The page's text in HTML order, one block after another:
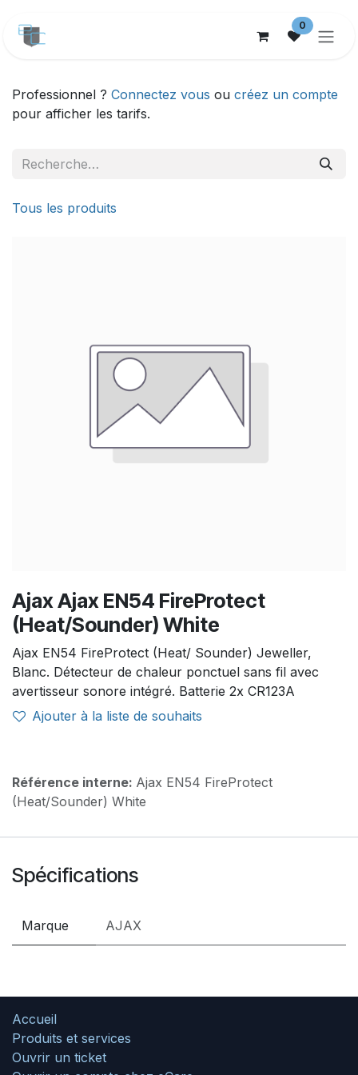
0
Professionnel ? Connectez vous ou créez un compte
pour afficher les tarifs.
Tous les produits
Ajax Ajax EN54 FireProtect
(Heat/Sounder) White
Ajax EN54 FireProtect (Heat/ Sounder) Jeweller,
Blanc. Détecteur de chaleur ponctuel sans fil avec
avertisseur sonore intégré. Batterie 2x CR123A
Ajouter à la liste de souhaits
Référence interne: Ajax EN54 FireProtect
(Heat/Sounder) White
Spécifications
Marque AJAX
Accueil
Produits et services
Ouvrir un ticket